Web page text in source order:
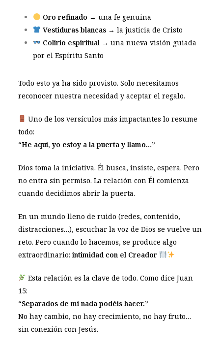
Oro refinado → una fe genuina
Vestiduras blancas→ la justicia de Cristo
Colirio espiritual→ una nueva visión guiada
por el Espíritu Santo
Todo esto ya ha sido provisto. Solo necesitamos
reconocer nuestra necesidad y aceptar el regalo.
Uno de los versículos más impactantes lo resume
todo:
“He aquí, yo estoy a la puerta y llamo…”
Dios toma la iniciativa. Él busca, insiste, espera. Pero
no entra sin permiso. La relación con Él comienza
cuando decidimos abrir la puerta.
En un mundo lleno de ruido (redes, contenido,
distracciones…), escuchar la voz de Dios se vuelve un
reto. Pero cuando lo hacemos, se produce algo
extraordinario:intimidad con el Creador
Esta relación es la clave de todo. Como dice Juan
15:
“Separados de mí nada podéis hacer.”
No hay cambio, no hay crecimiento, no hay fruto…
sin conexión con Jesús.